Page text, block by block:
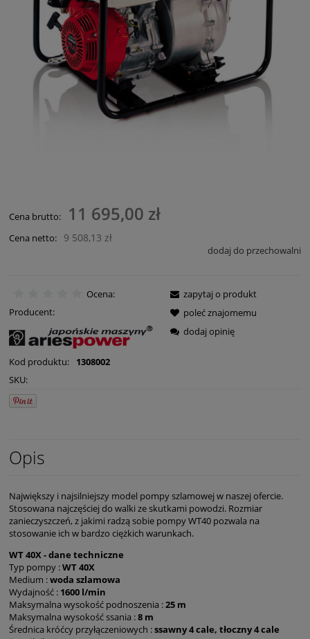
Cena brutto: 11 695,00 zł
Cena netto: 9 508,13 zł
dodaj do przechowalni
Ocena:
Producent:
Kod produktu:
1308002
SKU:
zapytaj o produkt
poleć znajomemu
dodaj opinię
Opis
Największy i najsilniejszy model pompy szlamowej w naszej ofercie.
Stosowana najczęściej do walki ze skutkami powodzi. Rozmiar
zanieczyszczeń, z jakimi radzą sobie pompy WT40 pozwala na
stosowanie ich w bardzo ciężkich warunkach.
WT 40X - dane techniczne
Typ pompy :WT 40X
Medium :woda szlamowa
Wydajność : 1600 l/min
Maksymalna wysokość podnoszenia :25 m
Maksymalna wysokość ssania :8 m
Średnica króćcy przyłączeniowych :ssawny 4 cale, tłoczny 4 cale